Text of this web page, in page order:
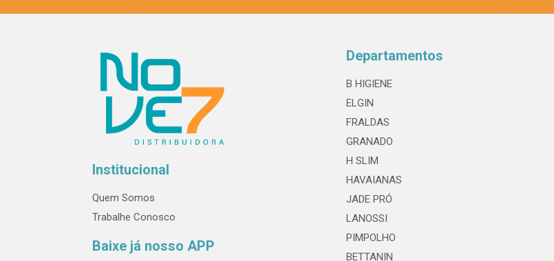
Institucional
Quem Somos
Trabalhe Conosco
Baixe já nosso APP
Departamentos
B HIGIENE
ELGIN
FRALDAS
GRANADO
H SLIM
HAVAIANAS
JADE PRÓ
LANOSSI
PIMPOLHO
BETTANIN